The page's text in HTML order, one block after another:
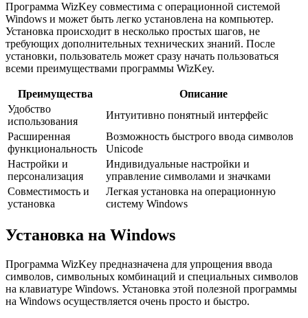
Программа WizKey совместима с операционной системой
Windows и может быть легко установлена на компьютер.
Установка происходит в несколько простых шагов, не
требующих дополнительных технических знаний. После
установки, пользователь может сразу начать пользоваться
всеми преимуществами программы WizKey.
Преимущества
Описание
Удобство
использования
Интуитивно понятный интерфейс
Расширенная
функциональность
Возможность быстрого ввода символов
Unicode
Настройки и
персонализация
Индивидуальные настройки и
управление символами и значками
Совместимость и
установка
Легкая установка на операционную
систему Windows
Установка на Windows
Программа WizKey предназначена для упрощения ввода
символов, символьных комбинаций и специальных символов
на клавиатуре Windows. Установка этой полезной программы
на Windows осуществляется очень просто и быстро.